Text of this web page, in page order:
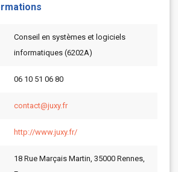
Conseil en systèmes et logiciels
informatiques (6202A)
06 10 51 06 80
contact@juxy.fr
http://www.juxy.fr/
18 Rue Marçais Martin, 35000 Rennes,